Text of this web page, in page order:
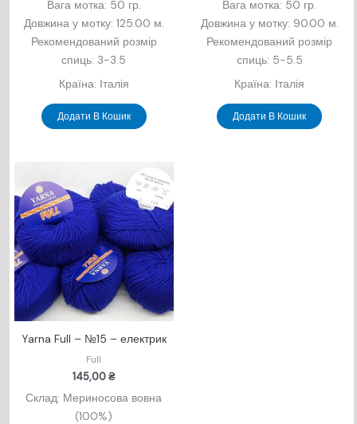
Вага мотка: 50 гр.
Довжина у мотку: 125.00 м.
Рекомендований розмір
спиць: 3-3.5
Країна: Італія
Додати В Кошик
Вага мотка: 50 гр.
Довжина у мотку: 90.00 м.
Рекомендований розмір
спиць: 5-5.5
Країна: Італія
Додати В Кошик
Yarna Full – №15 – електрик
Full
145,00₴
Склад: Мериносова вовна
(100%)